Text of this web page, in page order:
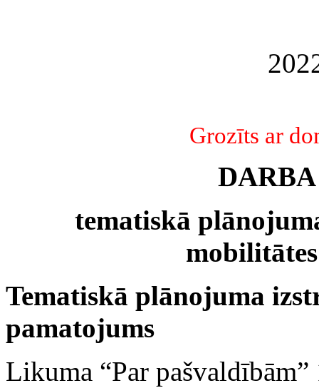
Grozīts ar
tematiskā
Tematiskā plānojuma
pamatojums
Likuma “Par